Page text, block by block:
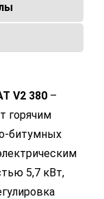
V2 380 –
горячим
битумных
5,7 кВт,